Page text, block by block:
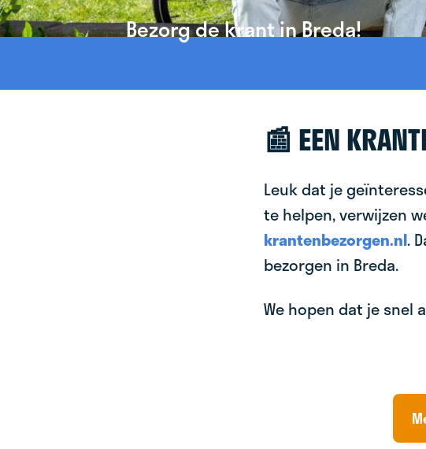
Bezorg de krant in Breda!
📰 EEN
Leuk dat je
te helpen, verwijzen
krantenbezorgen.nl.
bezorgen in Breda.
We hopen dat je snel